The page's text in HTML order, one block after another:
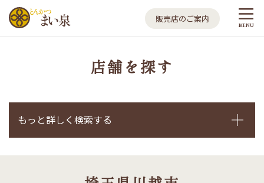
とんかつ まい泉
販売店のご案内
MENU
店舗を探す
もっと詳しく検索する